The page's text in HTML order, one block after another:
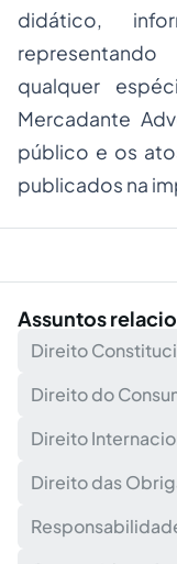
didático,
qualquer
Mercadante
público e os
publicados na
Assuntos
Direito
Direito do
Direito
Direito das